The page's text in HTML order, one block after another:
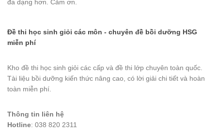
đa dạng hơn. Cảm ơn.
Đề thi học sinh giỏi các môn - chuyên đề bồi dưỡng HSG
miễn phí
Kho đề thi học sinh giỏi các cấp và đề thi lớp chuyên toàn quốc.
Tài liệu bồi dưỡng kiến thức nâng cao, có lời giải chi tiết và hoàn
toàn miễn phí.
Thông tin liên hệ
Hotline: 038 820 2311